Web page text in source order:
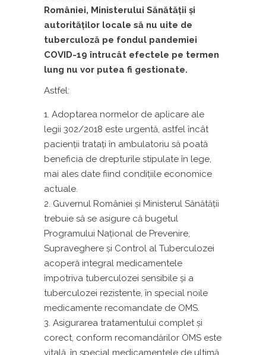
României, Ministerului Sănătăţii şi
autorităţilor locale să nu uite de
tuberculoză pe fondul pandemiei
COVID-19 întrucât efectele pe termen
lung nu vor putea fi gestionate.
Astfel:
Adoptarea normelor de aplicare ale
legii 302/2018 este urgentă, astfel încât
pacienţii trataţi în ambulatoriu să poată
beneficia de drepturile stipulate în lege,
mai ales date fiind condiţiile economice
actuale.
Guvernul României şi Ministerul Sănătăţii
trebuie să se asigure că bugetul
Programului Naţional de Prevenire,
Supraveghere şi Control al Tuberculozei
acoperă integral medicamentele
împotriva tuberculozei sensibile şi a
tuberculozei rezistente, în special noile
medicamente recomandate de OMS.
Asigurarea tratamentului complet şi
corect, conform recomandărilor OMS este
vitală, în special medicamentele de ultimă